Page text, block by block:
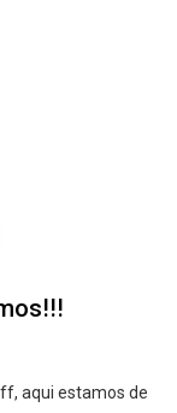
aqui estamos de